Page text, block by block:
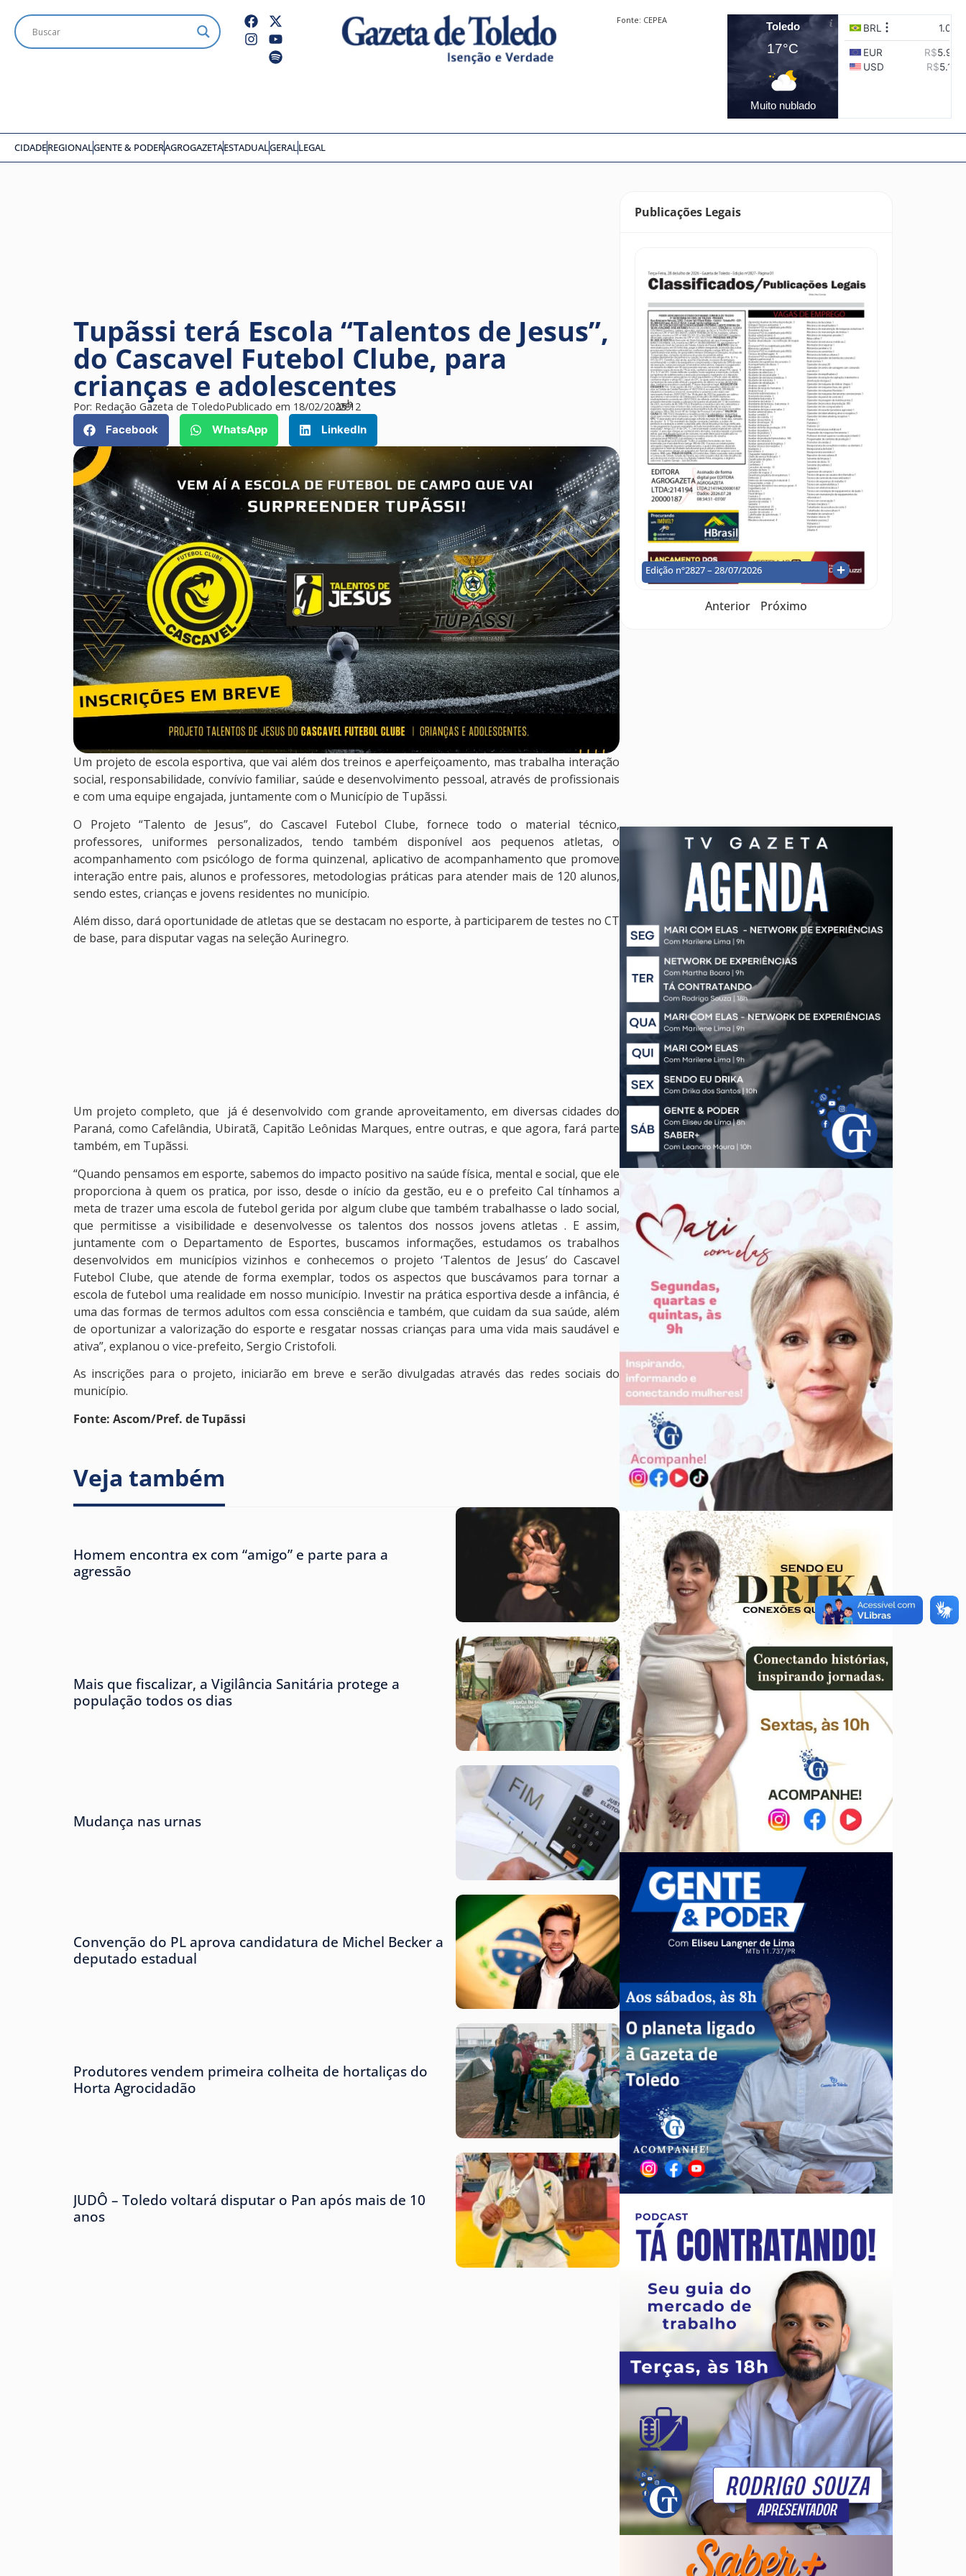
Fonte: CEPEA
Toledo
17°C
Muito nublado
CIDADEREGIONALGENTE & PODERAGROGAZETAESTADUALGERALLEGAL
Tupãssi terá Escola “Talentos de Jesus”,
do Cascavel Futebol Clube, para
crianças e adolescentes
Por: Redação Gazeta de ToledoPublicado em 18/02/2025
às12
h
29
Facebook
WhatsApp LinkedIn
Um projeto de escola esportiva, que vai além dos treinos e aperfeiçoamento, mas trabalha interação
social, responsabilidade, convívio familiar, saúde e desenvolvimento pessoal, através de profissionais
e com uma equipe engajada, juntamente com o Município de Tupãssi.
O Projeto “Talento de Jesus”, do Cascavel Futebol Clube, fornece todo o material técnico,
professores, uniformes personalizados, tendo também disponível aos pequenos atletas, o
acompanhamento com psicólogo de forma quinzenal, aplicativo de acompanhamento que promove
interação entre pais, alunos e professores, metodologias práticas para atender mais de 120 alunos,
sendo estes, crianças e jovens residentes no município.
Além disso, dará oportunidade de atletas que se destacam no esporte, à participarem de testes no CT
de base, para disputar vagas na seleção Aurinegro.
Um projeto completo, que já é desenvolvido com grande aproveitamento, em diversas cidades do
Paraná, como Cafelândia, Ubiratã, Capitão Leônidas Marques, entre outras, e que agora, fará parte
também, em Tupãssi.
“Quando pensamos em esporte, sabemos do impacto positivo na saúde física, mental e social, que ele
proporciona à quem os pratica, por isso, desde o início da gestão, eu e o prefeito Cal tínhamos a
meta de trazer uma escola de futebol gerida por algum clube que também trabalhasse o lado social,
que permitisse a visibilidade e desenvolvesse os talentos dos nossos jovens atletas . E assim,
juntamente com o Departamento de Esportes, buscamos informações, estudamos os trabalhos
desenvolvidos em municípios vizinhos e conhecemos o projeto ‘Talentos de Jesus’ do Cascavel
Futebol Clube, que atende de forma exemplar, todos os aspectos que buscávamos para tornar a
escola de futebol uma realidade em nosso município. Investir na prática esportiva desde a infância, é
uma das formas de termos adultos com essa consciência e também, que cuidam da sua saúde, além
de oportunizar a valorização do esporte e resgatar nossas crianças para uma vida mais saudável e
ativa”, explanou o vice-prefeito, Sergio Cristofoli.
As inscrições para o projeto, iniciarão em breve e serão divulgadas através das redes sociais do
município.
Fonte: Ascom/Pref. de Tupãssi
Veja também
Homem encontra ex com “amigo” e parte para a
agressão
Mais que fiscalizar, a Vigilância Sanitária protege a
população todos os dias
Mudança nas urnas
Convenção do PL aprova candidatura de Michel Becker a
deputado estadual
Produtores vendem primeira colheita de hortaliças do
Horta Agrocidadão
JUDÔ – Toledo voltará disputar o Pan após mais de 10
anos
Publicações Legais
Edição nº2827 – 28/07/2026
Anterior Próximo